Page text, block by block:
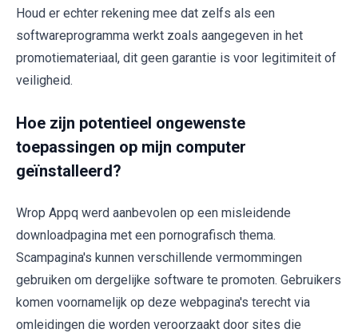
Houd er echter rekening mee dat zelfs als een
softwareprogramma werkt zoals aangegeven in het
promotiemateriaal, dit geen garantie is voor legitimiteit of
veiligheid.
Hoe zijn potentieel ongewenste
toepassingen op mijn computer
geïnstalleerd?
Wrop Appq werd aanbevolen op een misleidende
downloadpagina met een pornografisch thema.
Scampagina's kunnen verschillende vermommingen
gebruiken om dergelijke software te promoten. Gebruikers
komen voornamelijk op deze webpagina's terecht via
omleidingen die worden veroorzaakt door sites die